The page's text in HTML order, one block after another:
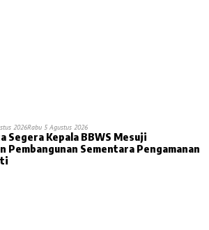
2026Rabu 5 Agustus 2026
Segera Kepala BBWS Mesuji
Pembangunan Sementara Pengamanan